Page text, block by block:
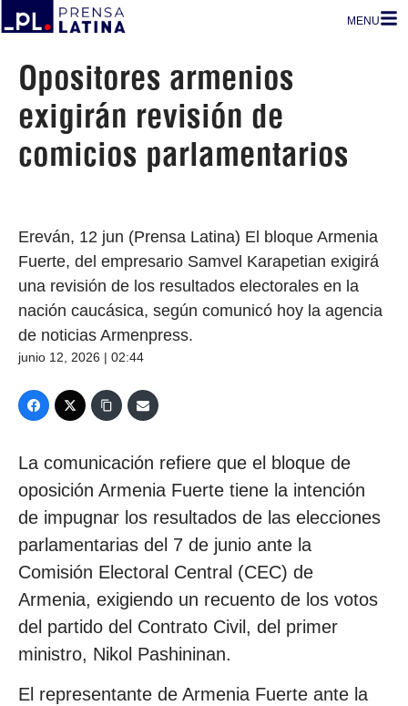
MENU
Opositores armenios
exigirán revisión de
comicios parlamentarios
Ereván, 12 jun (Prensa Latina) El bloque Armenia
Fuerte, del empresario Samvel Karapetian exigirá
una revisión de los resultados electorales en la
nación caucásica, según comunicó hoy la agencia
de noticias Armenpress.
junio 12, 2026 | 02:44
La comunicación refiere que el bloque de
oposición Armenia Fuerte tiene la intención
de impugnar los resultados de las elecciones
parlamentarias del 7 de junio ante la
Comisión Electoral Central (CEC) de
Armenia, exigiendo un recuento de los votos
del partido del Contrato Civil, del primer
ministro, Nikol Pashininan.
El representante de Armenia Fuerte ante la